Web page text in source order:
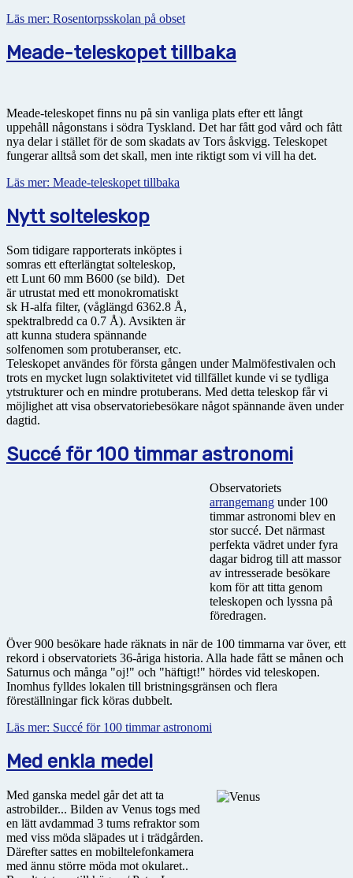
Läs mer: Rosentorpsskolan på obset
Meade-teleskopet tillbaka
Meade-teleskopet finns nu på sin vanliga plats efter ett långt
uppehåll någonstans i södra Tyskland. Det har fått god vård och fått
nya delar i stället för de som skadats av Tors åskvigg. Teleskopet
fungerar alltså som det skall, men inte riktigt som vi vill ha det.
Läs mer: Meade-teleskopet tillbaka
Nytt solteleskop
Som tidigare rapporterats inköptes i
somras ett efterlängtat solteleskop,
ett Lunt 60 mm B600 (se bild). Det
är utrustat med ett monokromatiskt
sk H-alfa filter, (våglängd 6362.8 Å,
spektralbredd ca 0.7 Å). Avsikten är
att kunna studera spännande
solfenomen som protuberanser, etc.
Teleskopet användes för första gången under Malmöfestivalen och
trots en mycket lugn solaktivitetet vid tillfället kunde vi se tydliga
ytstrukturer och en mindre protuberans. Med detta teleskop får vi
möjlighet att visa observatoriebesökare något spännande även under
dagtid.
Succé för 100 timmar astronomi
Observatoriets
arrangemang under 100
timmar astronomi blev en
stor succé. Det närmast
perfekta vädret under fyra
dagar bidrog till att massor
av intresserade besökare
kom för att titta genom
teleskopen och lyssna på
föredragen.
Över 900 besökare hade räknats in när de 100 timmarna var över, ett
rekord i observatoriets 36-åriga historia. Alla hade fått se månen och
Saturnus och många "oj!" och "häftigt!" hördes vid teleskopen.
Inomhus fylldes lokalen till bristningsgränsen och flera
föreställningar fick köras dubbelt.
Läs mer: Succé för 100 timmar astronomi
Med enkla medel
Med ganska medel går det att ta
astrobilder... Bilden av Venus togs med
en lätt avdammad 3 tums refraktor som
med viss möda släpades ut i trädgården.
Därefter sattes en mobiltelefonkamera
med ännu större möda mot okularet..